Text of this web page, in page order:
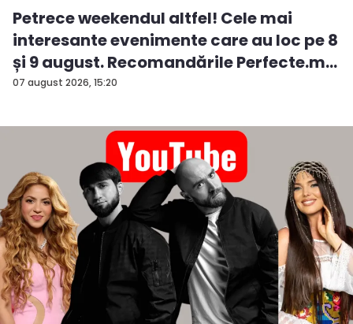
07 august 2026, 15:20
Petrece weekendul altfel! Cele mai
interesante evenimente care au loc pe 8
și 9 august. Recomandările Perfecte.m...